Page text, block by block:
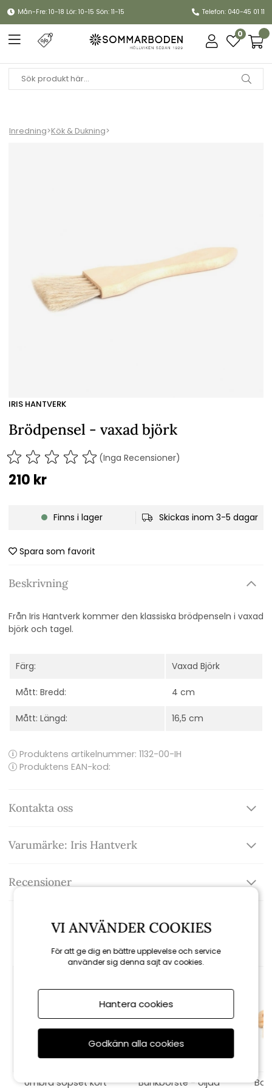
Mån-Fre: 10-18 Lör: 10-15 Sön: 11-15 Telefon: 040-45 01 11
0
Inredning>Kök & Dukning>
IRIS HANTVERK
Brödpensel - vaxad björk
(Inga Recensioner)
210 kr
Finns i lager Skickas inom 3-5 dagar
Spara som favorit
Beskrivning
Från Iris Hantverk kommer den klassiska brödpenseln i vaxad
björk och tagel.
Färg: Vaxad Björk
Mått: Bredd: 4 cm
Mått: Längd: 16,5 cm
Produktens artikelnummer: 1132-00-IH
Produktens EAN-kod:
Kontakta oss
Varumärke: Iris Hantverk
Recensioner
Rekommenderade tillbehör
Umbra sopset kort Bunkborste - oljad
VI ANVÄNDER COOKIES
För att ge dig en bättre upplevelse och service
använder sig denna sajt av cookies.
Hantera cookies
Godkänn alla cookies